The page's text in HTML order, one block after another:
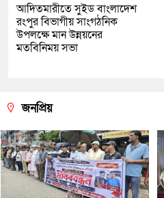
আদিতমারীতে সুইড বাংলাদেশ
রংপুর বিভাগীয় সাংগঠনিক
উপলক্ষে মান উন্নয়নের
মতবিনিময় সভা
জনপ্রিয়